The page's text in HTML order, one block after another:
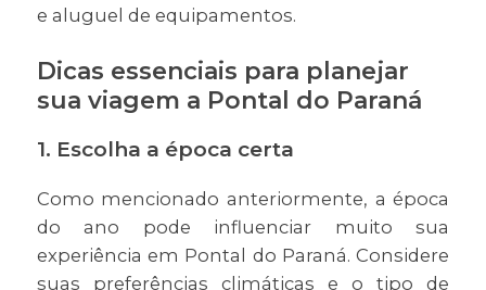
e aluguel de equipamentos.
Dicas essenciais para planejar
sua viagem a Pontal do Paraná
1. Escolha a época certa
Como mencionado anteriormente, a época
do ano pode influenciar muito sua
experiência em Pontal do Paraná. Considere
suas preferências climáticas e o tipo de